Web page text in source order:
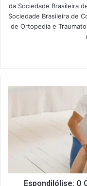
da Sociedade Brasileira
Sociedade Brasileira de
de Ortopedia e
Tratamento
Espondilólise: O